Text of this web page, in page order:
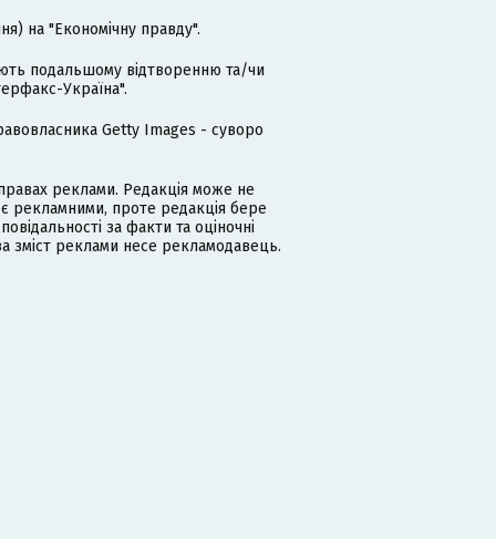
на "Економічну правду".
подальшому відтворенню та/чи
Україна".
Getty Images - суворо
реклами. Редакція може не
рекламними, проте редакція бере
за факти та оціночні
зміст реклами несе рекламодавець.